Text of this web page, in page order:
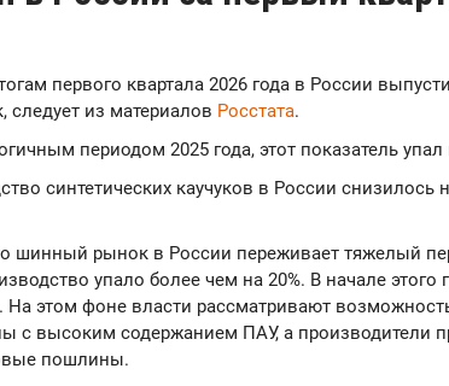
первого квартала 2026 года в России
из материалов Росстата.
периодом 2025 года, этот показатель упал
синтетических каучуков в России снизилось
шинный рынок в России переживает тяжелый
упало более чем на 20%. В начале этого
На этом фоне власти рассматривают
с высоким содержанием ПАУ, а производители
пошлины.